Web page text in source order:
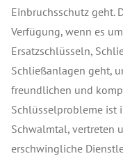
Einbruchsschutz geht.
Verfügung, wenn es
Ersatzschlüsseln,
Schließanlagen geht,
freundlichen und
Schlüsselprobleme ist
Schwalmtal, vertreten
erschwingliche